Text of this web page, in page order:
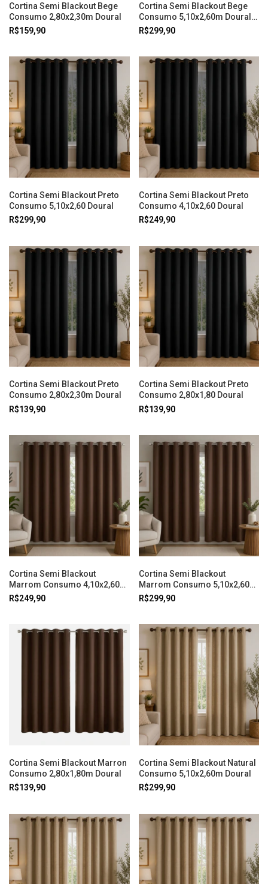
Cortina Semi Blackout Bege
Consumo 2,80x2,30m Doural
R$159,90
Cortina Semi Blackout Bege
Consumo 5,10x2,60m Doural
Cortina
R$299,90
Cortina Semi Blackout Preto
Consumo 5,10x2,60 Doural
R$299,90
Cortina Semi Blackout Preto
Consumo 4,10x2,60 Doural
R$249,90
Cortina Semi Blackout Preto
Consumo 2,80x2,30m Doural
R$139,90
Cortina Semi Blackout Preto
Consumo 2,80x1,80 Doural
R$139,90
Cortina Semi Blackout
Marrom Consumo 4,10x2,60m
Doural
R$249,90
Cortina Semi Blackout
Marrom Consumo 5,10x2,60m
Doural
R$299,90
Cortina Semi Blackout Marron
Consumo 2,80x1,80m Doural
R$139,90
Cortina Semi Blackout Natural
Consumo 5,10x2,60m Doural
R$299,90